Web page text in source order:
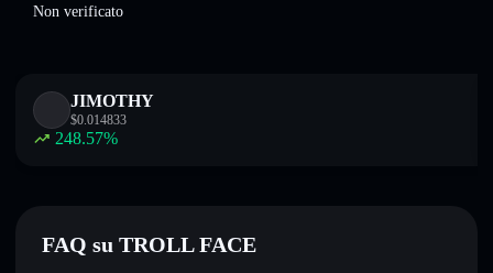
Non verificato
JIMOTHY
$0.014833
248.57%
FAQ su TROLL FACE